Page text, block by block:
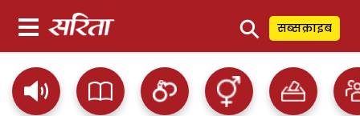
⚲ सब्सक्राइब